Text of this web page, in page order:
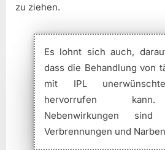
zu ziehen.
Es lohnt sich auch,
dass die Behandlung von
mit IPL
hervorrufen
Nebenwirkungen sind
Verbrennungen und